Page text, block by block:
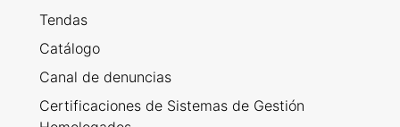
Tendas
Catálogo
Canal de denuncias
Certificaciones de Sistemas de Gestión